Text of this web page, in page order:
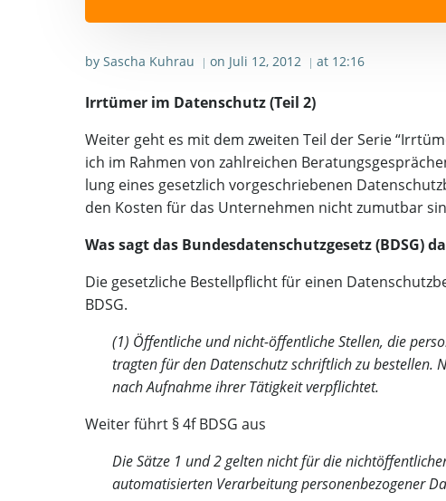
by Sascha Kuhrau | on Juli 12, 2012 | at 12:16
Irr­tü­mer im Daten­schutz (Teil 2)
Wei­ter geht es mit dem zwei­ten Teil der Serie
ich im Rah­men von zahl­rei­chen
lung eines gesetz­lich vor­ge­schrie­be­nen
den Kos­ten für das Unter­neh­men nicht zumut­bar
Was sagt das Bun­des­da­ten­schutz­ge­setz (BDSG)
Die gesetz­li­che Bestell­pflicht für einen
BDSG.
(1) Öffent­li­che und nicht-öffent­li­che Stel­len, die
trag­ten für den Daten­schutz schrift­lich zu bestel­len.
nach Auf­nah­me ihrer Tätig­keit verpflichtet.
Wei­ter führt § 4f BDSG aus
Die Sät­ze 1 und 2 gel­ten nicht für die
auto­ma­ti­sier­ten Ver­ar­bei­tung per­so­nen­be­zo­ge­ner